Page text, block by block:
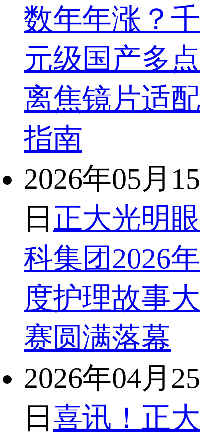
数年年涨？千
元级国产多点
离焦镜片适配
指南
2026年05月15
日 正大光明眼
科集团2026年
度护理故事大
赛圆满落幕
2026年04月25
日 喜讯！正大